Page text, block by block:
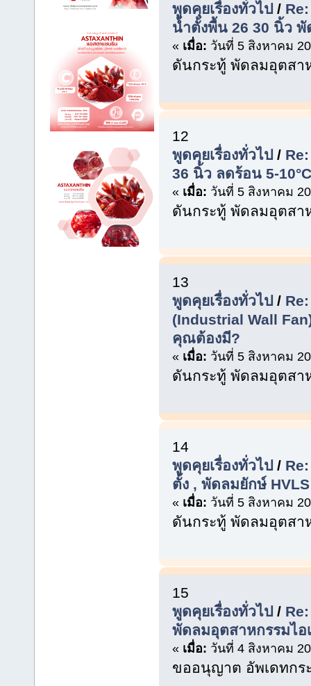
พูดคุยเรื่องทั่วไป /
น้ำตั้งพื้น 26 30 นิ้ว
« เมื่อ: วันที่ 5 สิงหาคม
ดันกระทู้ พัดลมอุตสา
12
พูดคุยเรื่องทั่วไป /
36 นิ้ว ลดร้อน 5-
« เมื่อ: วันที่ 5 สิงหาคม
ดันกระทู้ พัดลมอุตสา
13
พูดคุยเรื่องทั่วไป /
(Industrial Wall
คุณต้องมี?
« เมื่อ: วันที่ 5 สิงหาคม
ดันกระทู้ พัดลมอุตสา
14
พูดคุยเรื่องทั่วไป /
ตั้ง , พัดลมยักษ์
« เมื่อ: วันที่ 5 สิงหาคม
ดันกระทู้ พัดลมอุตสา
15
พูดคุยเรื่องทั่วไป /
พัดลมอุตสาหกรรมไอ
« เมื่อ: วันที่ 4 สิงหาคม
ขออนุญาต อัพเดทกร